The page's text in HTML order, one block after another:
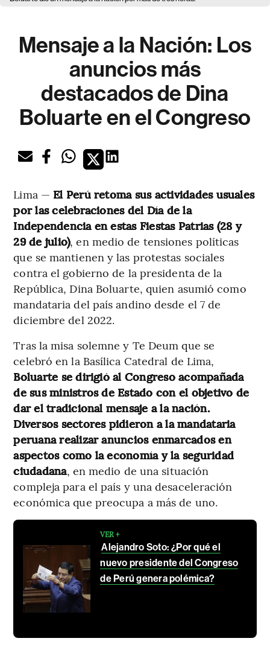
Mensaje a la Nación: Los
anuncios más
destacados de Dina
Boluarte en el Congreso
Lima — El Perú retoma sus actividades usuales
por las celebraciones del Día de la
Independencia en estas Fiestas Patrias (28 y
29 de julio), en medio de tensiones políticas
que se mantienen y las protestas sociales
contra el gobierno de la presidenta de la
República, Dina Boluarte, quien asumió como
mandataria del país andino desde el 7 de
diciembre del 2022.
Tras la misa solemne y Te Deum que se
celebró en la Basílica Catedral de Lima,
Boluarte se dirigió al Congreso acompañada
de sus ministros de Estado con el objetivo de
dar el tradicional mensaje a la nación.
Diversos sectores pidieron a la mandataria
peruana realizar anuncios enmarcados en
aspectos como la economía y la seguridad
ciudadana, en medio de una situación
compleja para el país y una desaceleración
económica que preocupa a más de uno.
VER +
Alejandro Soto: ¿Por qué el
nuevo presidente del Congreso
de Perú genera polémica?